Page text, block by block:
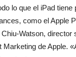
lo que el iPad tiene
como el Apple
Watson, director
Marketing de Apple.